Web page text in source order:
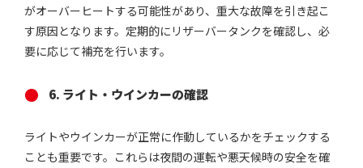
がオーバーヒートする可能性があり、重大な故障を引き起こ
す原因となります。定期的にリザーバータンクを確認し、必
要に応じて補充を行います。
6. ライト・ウインカーの確認
ライトやウインカーが正常に作動しているかをチェックする
ことも重要です。これらは夜間の運転や悪天候時の安全を確